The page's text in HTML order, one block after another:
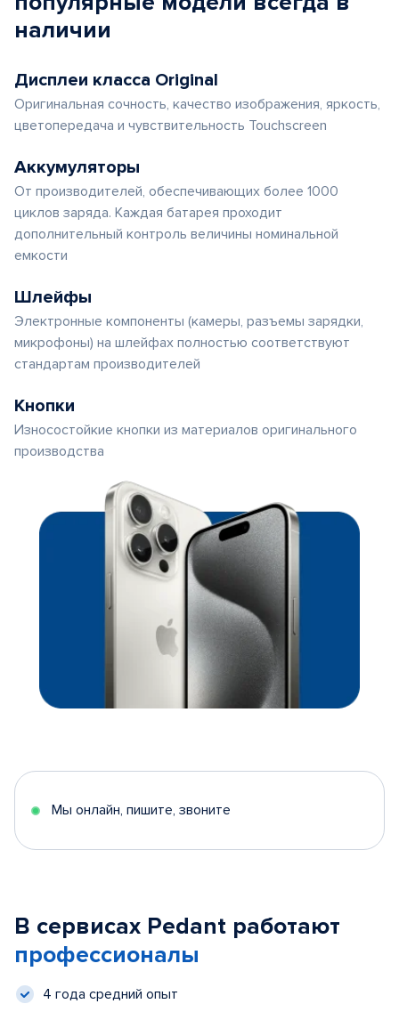
наличии
Дисплеи класса Original
Оригинальная сочность, качество изображения, яркость,
цветопередача и чувствительность Touchscreen
Аккумуляторы
От производителей, обеспечивающих более 1000
циклов заряда. Каждая батарея проходит
дополнительный контроль величины номинальной
емкости
Шлейфы
Электронные компоненты (камеры, разъемы зарядки,
микрофоны) на шлейфах полностью соответствуют
стандартам производителей
Кнопки
Износостойкие кнопки из материалов оригинального
производства
Мы онлайн, пишите, звоните
В сервисах Pedant работают
профессионалы
4 года средний опыт